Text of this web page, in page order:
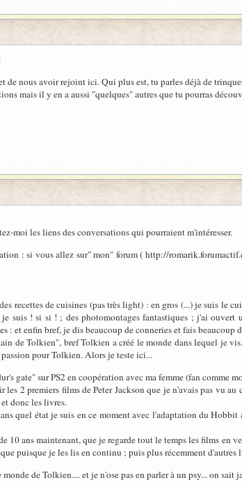
de nous avoir rejoint ici. Qui plus est, tu parles déjà de
mais il y en a aussi "quelques" autres que tu pourras
moi les liens des conversations qui pourraient m'intéresser.
: si vous allez sur" mon" forum ( http://
recettes de cuisines (pas très light) : en gros (...) je suis
suis ! si si ! ; des photomontages fantastiques ; j'ai
: et enfin bref, je dis beaucoup de conneries et fais beaucoup
de Tolkien", bref Tolkien a créé le monde dans lequel je
pour Tolkien. Alors je teste ici...
gate" sur PS2 en coopération avec ma femme (fan
les 2 premiers films de Peter Jackson que je n'avais pas vu
donc les livres.
quel état je suis en ce moment avec l'adaptation du
10 ans maintenant, que je regarde tout le temps les films
puisque je les lis en continu ; puis plus récemment
de Tolkien.... et je n'ose pas en parler à un psy... on sait